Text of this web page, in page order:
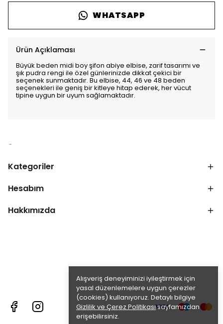
Alışveriş deneyiminizi iyileştirmek için
yasal düzenlemelere uygun çerezler
(cookies) kullanıyoruz. Detaylı bilgiye
Gizlilik ve Çerez Politikasısayfamızdan
erişebilirsiniz.
WHATSAPP
Ürün Açıklaması
Büyük beden midi boy şifon abiye elbise, zarif tasarımı ve
şık pudra rengi ile özel günlerinizde dikkat çekici bir
seçenek sunmaktadır. Bu elbise, 44, 46 ve 48 beden
seçenekleri ile geniş bir kitleye hitap ederek, her vücut
tipine uygun bir uyum sağlamaktadır.
Kategoriler
Hesabım
Hakkımızda